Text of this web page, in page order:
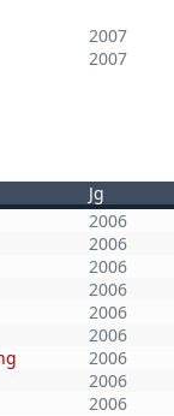
2007
2007
Jg
2006
2006
2006
2006
2006
2006
2006
2006
2006